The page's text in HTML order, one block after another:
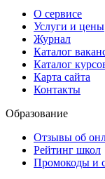
О сервисе
Услуги и цены
Журнал
Каталог
Каталог
Карта сайта
Контакты
Образование
Отзывы об
Рейтинг школ
Промокоды и